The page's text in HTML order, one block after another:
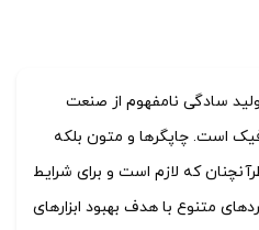
سادگی نامفهوم از صنعت
است. چاپگرها و متون بلکه
که لازم است و برای شرایط
متنوع با هدف بهبود ابزارهای